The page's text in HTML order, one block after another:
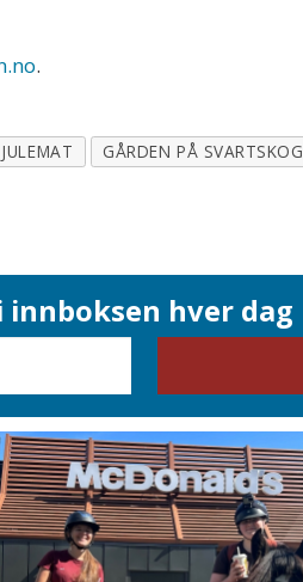
.
JULEMAT GÅRDEN PÅ SVARTSKOG
hver dag